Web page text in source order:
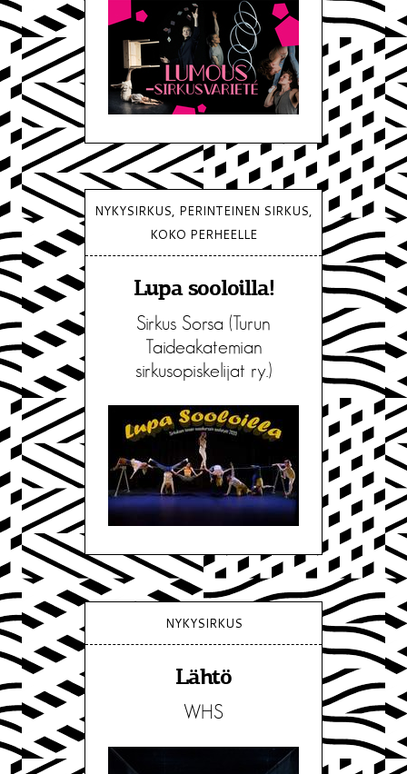
NYKYSIRKUS, PERINTEINEN SIRKUS,
KOKO PERHEELLE
Lupa sooloilla!
Sirkus Sorsa (Turun
Taideakatemian
sirkusopiskelijat ry.)
NYKYSIRKUS
Lähtö
WHS